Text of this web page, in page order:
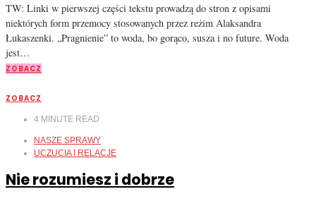
TW: Linki w pierwszej części tekstu prowadzą do stron z opisami
niektórych form przemocy stosowanych przez reżim Alaksandra
Łukaszenki. „Pragnienie” to woda, bo gorąco, susza i no future. Woda
jest…
ZOBACZ
ZOBACZ
4 MINUTE READ
NASZE SPRAWY
UCZUCIA I RELACJE
Nie rozumiesz i dobrze